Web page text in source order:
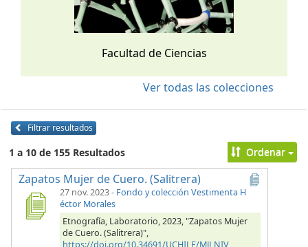
Facultad de Ciencias
Ver todas las colecciones
Filtrar resultados
1 a 10 de 155 Resultados Ordenar
Zapatos Mujer de Cuero. (Salitrera)
27 nov. 2023- Fondo y colección Vestimenta H
éctor Morales
Etnografía, Laboratorio, 2023, "Zapatos Mujer
de Cuero. (Salitrera)",